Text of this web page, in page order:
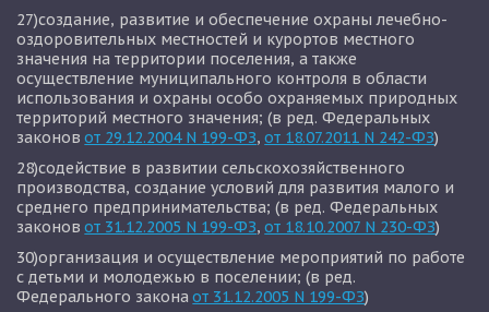
27)создание, развитие и обеспечение охраны лечебно-
оздоровительных местностей и курортов местного
значения на территории поселения, а также
осуществление муниципального контроля в области
использования и охраны особо охраняемых природных
территорий местного значения; (в ред. Федеральных
законов от 29.12.2004 N 199-ФЗ, от 18.07.2011 N 242-ФЗ)
28)содействие в развитии сельскохозяйственного
производства, создание условий для развития малого и
среднего предпринимательства; (в ред. Федеральных
законов от 31.12.2005 N 199-ФЗ, от 18.10.2007 N 230-ФЗ)
30)организация и осуществление мероприятий по работе
с детьми и молодежью в поселении; (в ред.
Федерального закона от 31.12.2005 N 199-ФЗ)